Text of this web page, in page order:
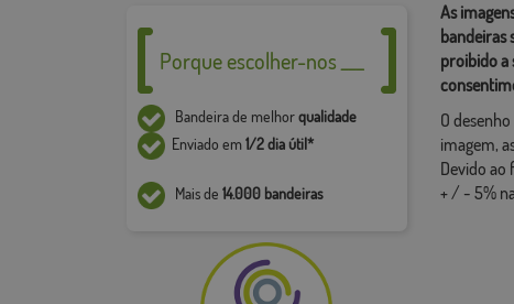
Porque escolher-nos ___
Bandeira de melhorqualidade
Enviado em1/2 dia útil*
Mais de 14.000 bandeiras
As
bandeiras
proibido a
O
imagem,
Devido
+ / - 5%